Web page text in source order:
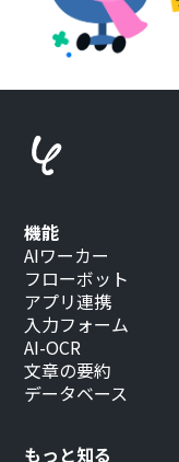
もっと知る
機能
AIワーカー
フローボット
アプリ連携
入力フォーム
AI-OCR
文章の要約
データベース